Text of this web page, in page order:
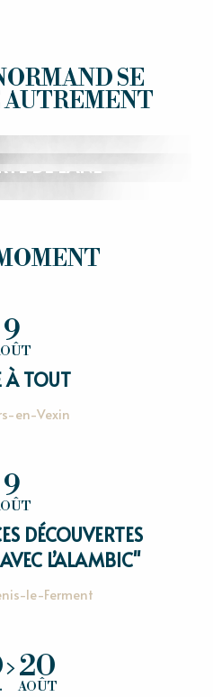
SE
AUTREMENT
PATRIMOINE DU
DE L'ÂNE
9
À TOUT
en-Vexin
9
DÉCOUVERTES
L’ALAMBIC"
le-Ferment
20
AOÛT